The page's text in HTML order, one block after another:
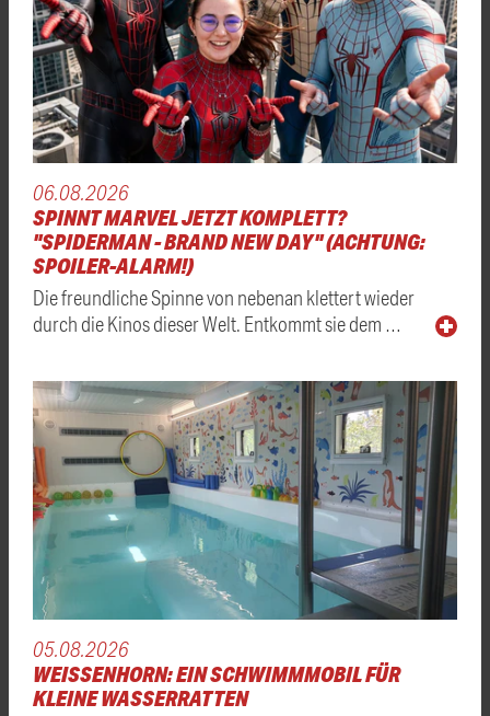
06.08.2026
SPINNT MARVEL JETZT KOMPLETT?
"SPIDERMAN - BRAND NEW DAY" (ACHTUNG:
SPOILER-ALARM!)
Die freundliche Spinne von nebenan klettert wieder
durch die Kinos dieser Welt. Entkommt sie dem …
05.08.2026
WEISSENHORN: EIN SCHWIMMMOBIL FÜR K
LEINE WASSERRATTEN